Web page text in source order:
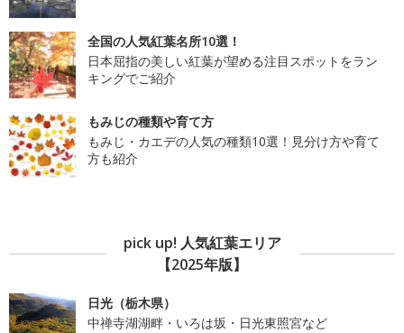
全国の人気紅葉名所10選！
日本屈指の美しい紅葉が望める注目スポットをラン
キングでご紹介
もみじの種類や育て方
もみじ・カエデの人気の種類10選！見分け方や育て
方も紹介
pick up! 人気紅葉エリア
【2025年版】
日光（栃木県）
中禅寺湖湖畔・いろは坂・日光東照宮など